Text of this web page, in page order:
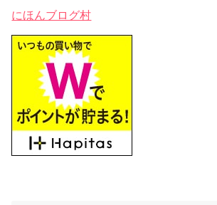
にほんブログ村